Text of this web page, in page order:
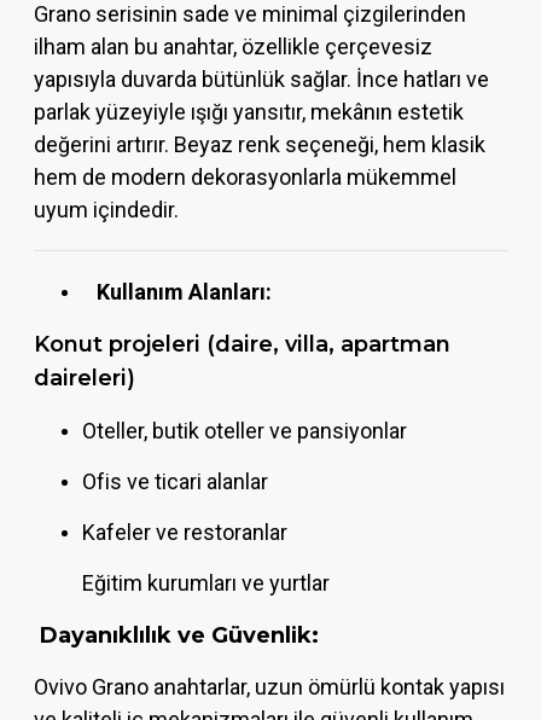
Grano serisinin sade ve minimal çizgilerinden
ilham alan bu anahtar, özellikle çerçevesiz
yapısıyla duvarda bütünlük sağlar. İnce hatları ve
parlak yüzeyiyle ışığı yansıtır, mekânın estetik
değerini artırır. Beyaz renk seçeneği, hem klasik
hem de modern dekorasyonlarla mükemmel
uyum içindedir.
Kullanım Alanları:
Konut projeleri (daire, villa, apartman
daireleri)
Oteller, butik oteller ve pansiyonlar
Ofis ve ticari alanlar
Kafeler ve restoranlar
Eğitim kurumları ve yurtlar
Dayanıklılık ve Güvenlik:
Ovivo Grano anahtarlar, uzun ömürlü kontak yapısı